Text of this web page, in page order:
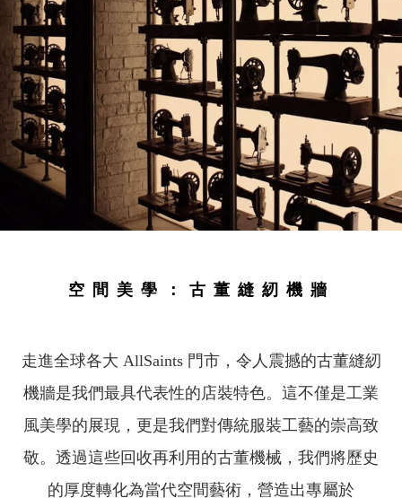
空間美學：古董縫紉機牆
走進全球各大 AllSaints 門市，令人震撼的古董縫紉
機牆是我們最具代表性的店裝特色。這不僅是工業
風美學的展現，更是我們對傳統服裝工藝的崇高致
敬。透過這些回收再利用的古董機械，我們將歷史
的厚度轉化為當代空間藝術，營造出專屬於